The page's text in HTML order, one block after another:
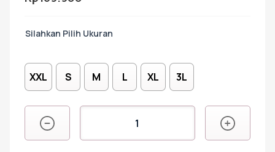
Tunik
Ukuran
XXL S M L XL 3L
RKK-